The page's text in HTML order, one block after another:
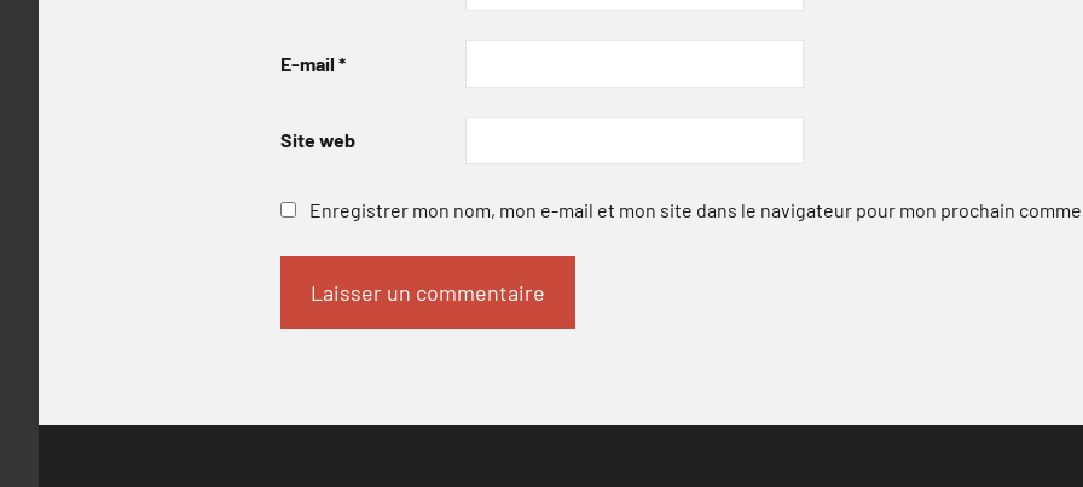
E-mail *
Site web
Enregistrer mon nom, mon e-mail et mon site dans le navigateur pour mon prochain